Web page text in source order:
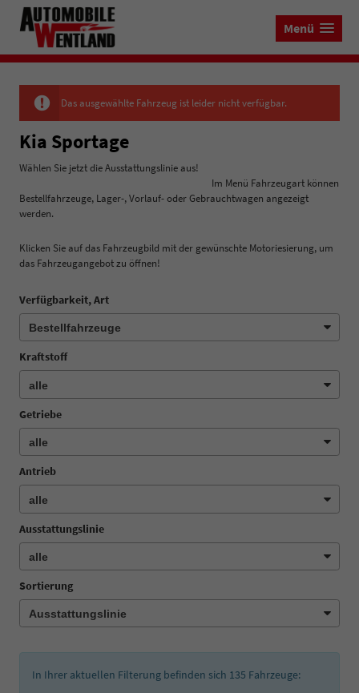
Menü
Das ausgewählte Fahrzeug ist leider nicht verfügbar.
Kia Sportage
Wählen Sie jetzt die Ausstattungslinie aus!
Im Menü Fahrzeugart können
Bestellfahrzeuge, Lager-, Vorlauf- oder Gebrauchtwagen angezeigt
werden.
Klicken Sie auf das Fahrzeugbild mit der gewünschte Motoriesierung, um
das Fahrzeugangebot zu öffnen!
Verfügbarkeit, Art
Kraftstoff
Getriebe
Antrieb
Ausstattungslinie
Sortierung
In Ihrer aktuellen Filterung befinden sich 135 Fahrzeuge: